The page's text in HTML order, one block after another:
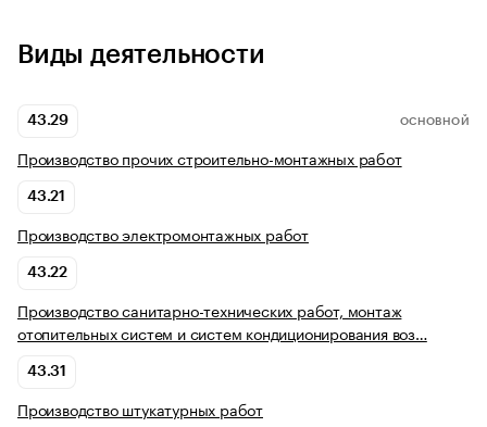
Виды деятельности
43.29 ОСНОВНОЙ
Производство прочих строительно-монтажных работ
43.21
Производство электромонтажных работ
43.22
Производство санитарно-технических работ, монтаж
отопительных систем и систем кондиционирования воз…
43.31
Производство штукатурных работ